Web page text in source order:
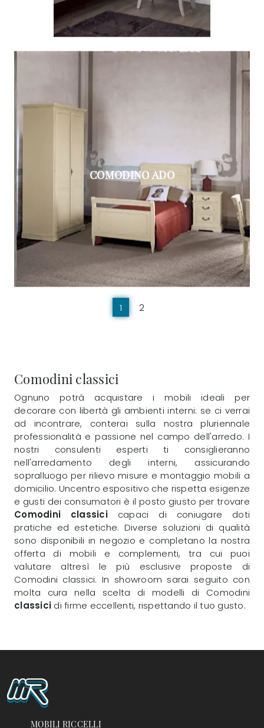
COMODINO ADO
1 2
Comodini classici
Ognuno potrà acquistare i mobili ideali per
decorare con libertà gli ambienti interni: se ci verrai
ad incontrare, conterai sulla nostra pluriennale
professionalità e passione nel campo dell'arredo. I
nostri consulenti esperti ti consiglieranno
nell'arredamento degli interni, assicurando
sopralluogo per rilievo misure e montaggio mobili a
domicilio. Uncentro espositivo che rispetta esigenze
e gusti dei consumatori è il posto giusto per trovare
Comodini classicicapaci di coniugare doti
pratiche ed estetiche. Diverse soluzioni di qualità
sono disponibili in negozio e completano la nostra
offerta di mobili e complementi, tra cui puoi
valutare altresì le più esclusive proposte di
Comodini classici. In showroom sarai seguito con
molta cura nella scelta di modelli di Comodini
classici di firme eccellenti, rispettando il tuo gusto.
MOBILI RICCELLI